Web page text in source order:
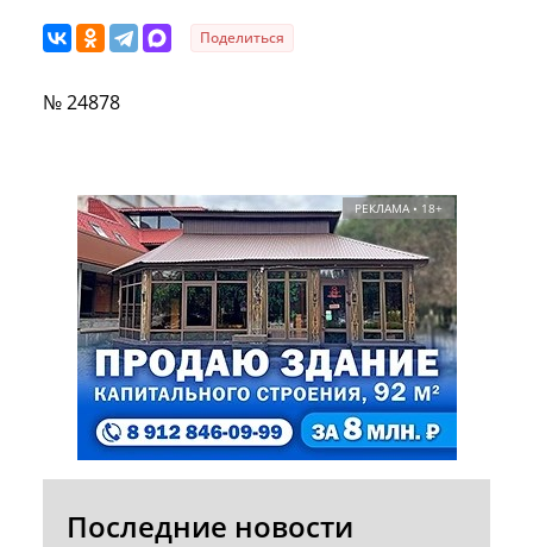
Поделиться
№ 24878
РЕКЛАМА • 18+
Последние новости